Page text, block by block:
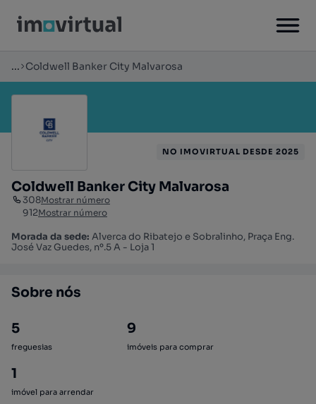
... Coldwell Banker City Malvarosa
Coldwell Banker City Malvarosa
308Mostrar número
912Mostrar número
Morada da sede: Alverca do Ribatejo e Sobralinho, Praça Eng.
José Vaz Guedes, nº.5 A - Loja 1
NO IMOVIRTUAL DESDE 2025
Sobre nós
5
freguesias
9
imóveis para comprar
1
imóvel para arrendar